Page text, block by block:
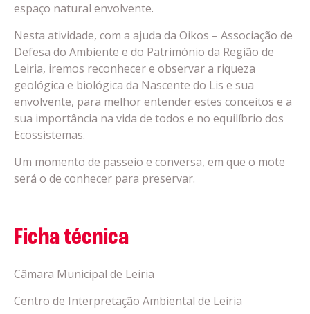
espaço natural envolvente.
Nesta atividade, com a ajuda da Oikos – Associação de
Defesa do Ambiente e do Património da Região de
Leiria, iremos reconhecer e observar a riqueza
geológica e biológica da Nascente do Lis e sua
envolvente, para melhor entender estes conceitos e a
sua importância na vida de todos e no equilíbrio dos
Ecossistemas.
Um momento de passeio e conversa, em que o mote
será o de conhecer para preservar.
Ficha técnica
Câmara Municipal de Leiria
Centro de Interpretação Ambiental de Leiria